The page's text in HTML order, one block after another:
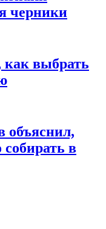
черники
как выбрать
объяснил,
в